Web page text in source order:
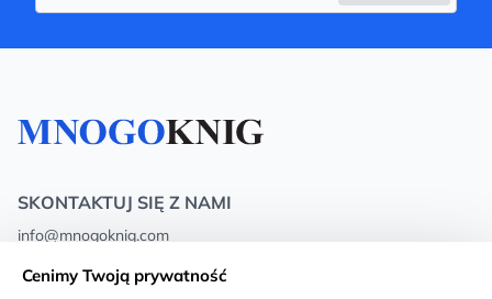
SKONTAKTUJ SIĘ Z NAMI
info@mnogoknig.com
Rīga, Augusta Deglava 69d, LV-1082
Cenimy Twoją prywatność